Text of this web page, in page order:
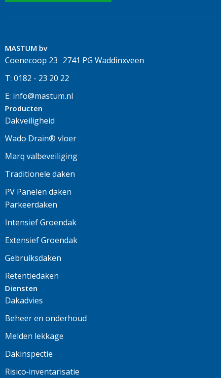
MASTUM bv
Coenecoop 23 2741 PG Waddinxveen
T: 0182 - 23 20 22
E: info@mastum.nl
Producten
Dakveiligheid
Wado Drain® vloer
Marq valbeveiliging
Traditionele daken
PV Panelen daken
Parkeerdaken
Intensief Groendak
Extensief Groendak
Gebruiksdaken
Retentiedaken
Diensten
Dakadvies
Beheer en onderhoud
Melden lekkage
Dakinspectie
Risico‑inventarisatie